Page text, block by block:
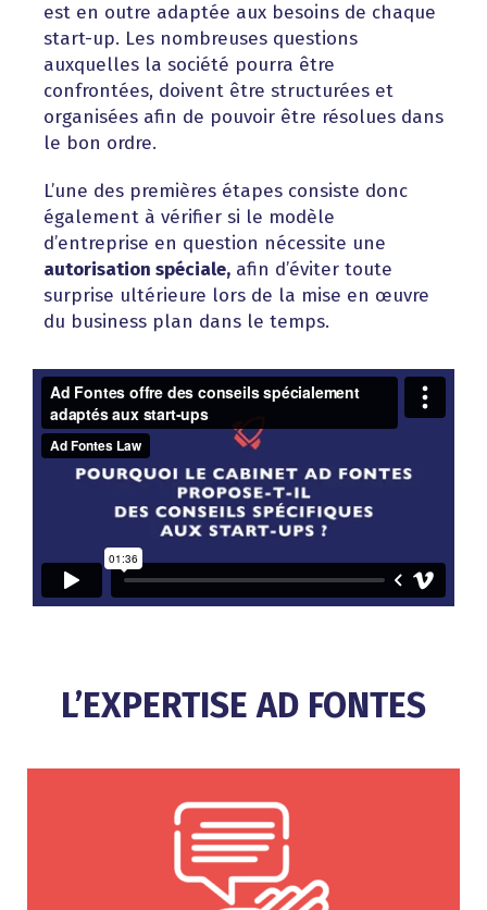
est en outre adaptée aux besoins de chaque
start-up. Les nombreuses questions
auxquelles la société pourra être
confrontées, doivent être structurées et
organisées afin de pouvoir être résolues dans
le bon ordre.
L’une des premières étapes consiste donc
également à vérifier si le modèle
d’entreprise en question nécessite une
autorisation spéciale, afin d’éviter toute
surprise ultérieure lors de la mise en œuvre
du business plan dans le temps.
L’EXPERTISE AD FONTES